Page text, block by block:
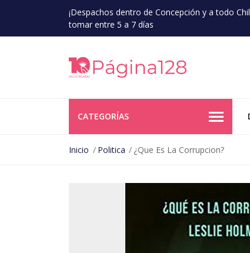
¡Despachos dentro de Concepción y a todo
tomar entre 5 a 7 días
CATEGORÍAS
Inicio Politica ¿Que Es La Corrupcion?